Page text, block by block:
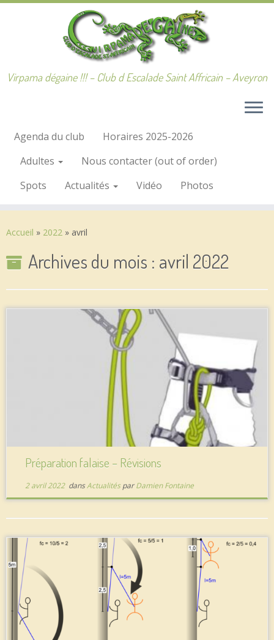
Passer
Virpama dégaine !!! – Club d Escalade Saint Affricain – Aveyron
Agenda du club
Horaires 2025-2026
Adultes
Nous contacter (out of order)
Spots
Actualités Vidéo Photos
Accueil » 2022 » avril
Archives du mois : avril 2022
Préparation falaise – Révisions
2 avril 2022dansActualités parDamien Fontaine